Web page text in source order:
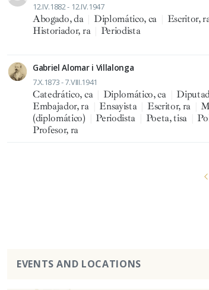
12.IV.1882 - 12.IV.1947
Abogado, da Diplomático, ca Escritor,
Historiador, ra
Periodista
Gabriel Alomar i Villalonga
7.X.1873 - 7.VIII.1941
Catedrático, ca Diplomático, ca
Embajador, ra
Ensayista Escritor, ra
(diplomático)
Periodista Poeta, tisa
Profesor, ra
EVENTS AND LOCATIONS